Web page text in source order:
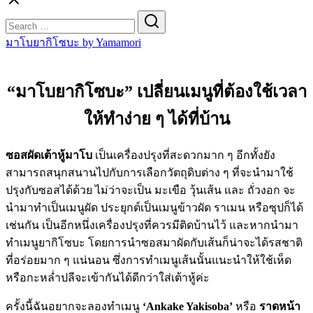
for:
มาโบยากิโซบะ by Yamamori
“มาโบยากิโซบะ” เปลี่ยนเมนูที่ต้องใช้เวลา
ให้ทำง่าย ๆ ได้ที่บ้าน
ซอสผัดเต้าหู้มาโบ เป็นเครื่องปรุงที่สะดวกมาก ๆ อีกทั้งยัง
สามารถสนุกสนานไปกับการเลือกวัตถุดิบต่าง ๆ ที่จะนำมาใช้
ปรุงกับซอสได้ด้วย ไม่ว่าจะเป็น มะเขือ วุ้นเส้น และ ถั่วงอก จะ
นำมาทำเป็นเมนูผัด ประยุกต์เป็นเมนูข้าวผัด ราเมน หรือซุปก็ได้
เช่นกัน เป็นอีกหนึ่งเครื่องปรุงที่ควรมีติดบ้านไว้ และหากนำมา
ทำเมนูยากิโซบะ โดยการนำซอสมาผัดกับเส้นก็น่าจะได้รสชาติ
ที่อร่อยมาก ๆ แน่นอน ซึ่งการทำเมนูเส้นนั้นแนะนำให้ใช้เห็ด
หรือกะหล่ำปลีจะเข้ากันได้ดีกว่าใส่เต้าหู้ค่ะ
ครั้งนี้ฉันอยากจะลองทำเมนู ‘Ankake Yakisoba’ หรือ ราดหน้า